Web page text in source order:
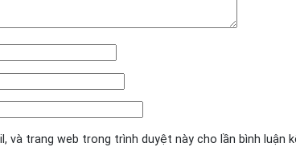
và trang web trong trình duyệt này cho lần bình luận